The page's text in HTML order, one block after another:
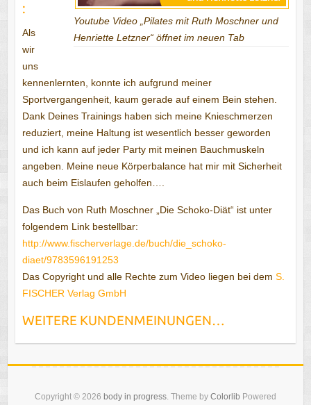
Youtube Video „Pilates mit Ruth Moschner und
Henriette Letzner“ öffnet im neuen Tab
:
Als
wir
uns
kennenlernten, konnte ich aufgrund meiner
Sportvergangenheit, kaum gerade auf einem Bein stehen.
Dank Deines Trainings haben sich meine Knieschmerzen
reduziert, meine Haltung ist wesentlich besser geworden
und ich kann auf jeder Party mit meinen Bauchmuskeln
angeben. Meine neue Körperbalance hat mir mit Sicherheit
auch beim Eislaufen geholfen….
Das Buch von Ruth Moschner „Die Schoko-Diät“ ist unter
folgendem Link bestellbar:
http://www.fischerverlage.de/buch/die_schoko-
diaet/9783596191253
Das Copyright und alle Rechte zum Video liegen bei dem S.
FISCHER Verlag GmbH
WEITERE KUNDENMEINUNGEN…
Copyright © 2026 body in progress. Theme by Colorlib Powered